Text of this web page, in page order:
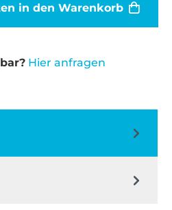
in den Warenkorb
Hier anfragen